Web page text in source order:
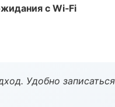
с Wi‑Fi
Удобно